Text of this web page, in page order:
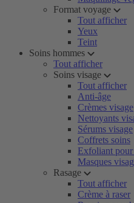
Format voyage
Tout afficher
Yeux
Teint
Soins hommes
Tout afficher
Soins visage
Tout afficher
Anti-âge
Crèmes visage
Nettoyants
Sérums visage
Coffrets soins
Exfoliant
Masques
Rasage
Tout afficher
Crème à raser